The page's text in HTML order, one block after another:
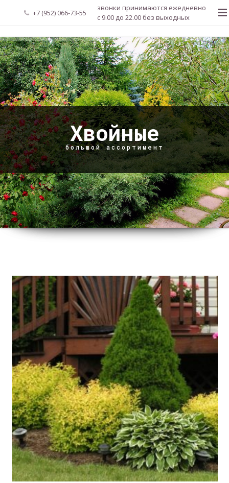
+7 (952) 066-73-55
звонки принимаются ежедневно
с 9.00 до 22.00 без выходных
Главная
О нас
Новости
Каталог растений
Доставка и оплата
Мой аккаунт
Регистрация
Хвойные
большой ассортимент